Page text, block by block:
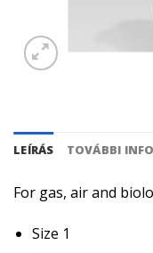
LEÍRÁS TOVÁBBI
For gas, air and
Size 1